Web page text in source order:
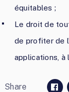
équitables ;
Le droit de
de profiter de
applications, à
Share